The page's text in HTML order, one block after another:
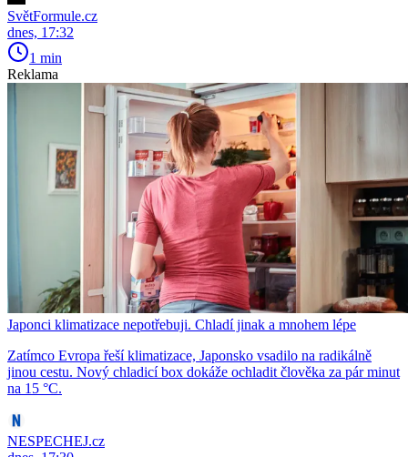
SvětFormule.cz
dnes, 17:32
1 min
Reklama
Japonci klimatizace nepotřebuji. Chladí jinak a mnohem lépe
Zatímco Evropa řeší klimatizace, Japonsko vsadilo na radikálně
jinou cestu. Nový chladicí box dokáže ochladit člověka za pár minut
na 15 °C.
NESPECHEJ.cz